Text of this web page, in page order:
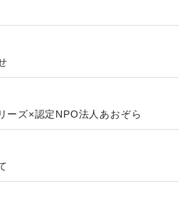
ーズ×認定NPO法人あおぞら